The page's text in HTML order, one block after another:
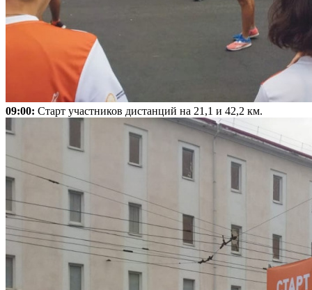
09:00: Старт участников дистанций на 21,1 и 42,2 км.